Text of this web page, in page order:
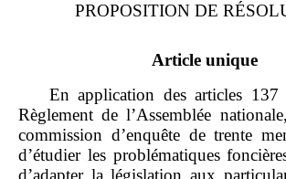
PROPOSITION DE
Article unique
En application des articles 137
Règlement de l’Assemblée
commission d’enquête de trente
d’étudier les problématiques
d’adapter la législation aux